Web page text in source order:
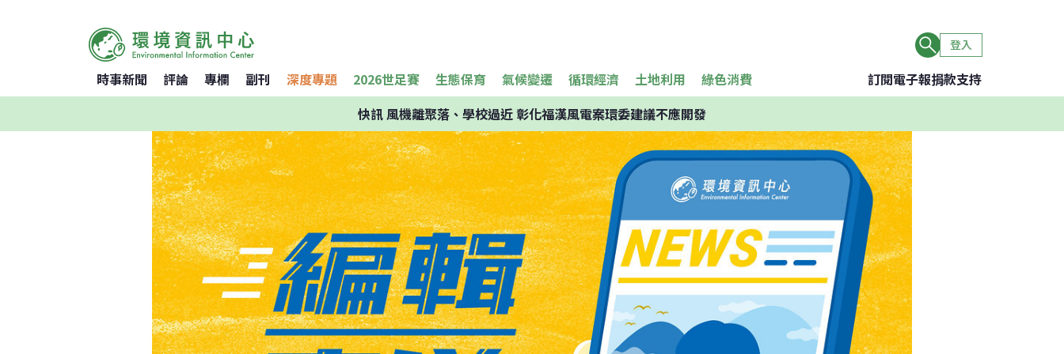
登入
時事新聞 評論 專欄 副刊 深度專題 2026世足賽 生態保育 氣候變遷 循環經濟 土地利用 綠色消費 訂閱電子報捐款支持
快訊風機離聚落、學校過近 彰化福漢風電案環委建議不應開發